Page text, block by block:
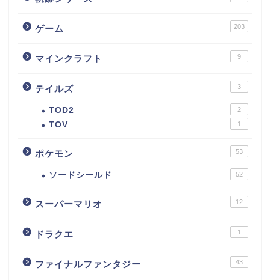
ゲーム 203
マインクラフト 9
テイルズ 3
TOD2 2
TOV 1
ポケモン 53
ソードシールド 52
スーパーマリオ 12
ドラクエ 1
ファイナルファンタジー 43